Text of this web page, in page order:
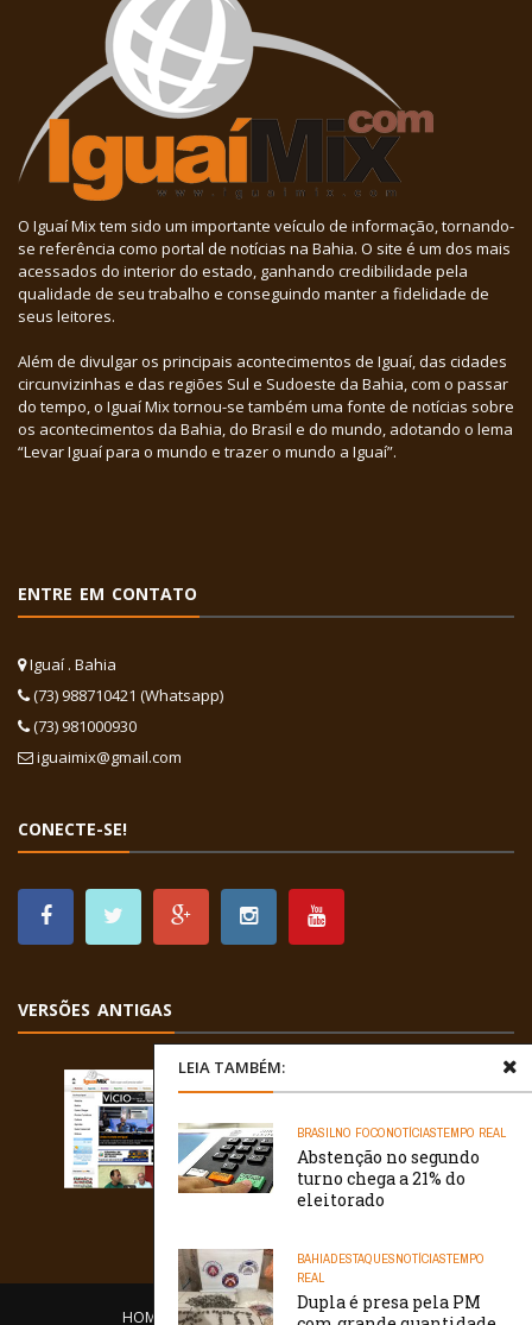
LEIA TAMBÉM:
BRASILNO FOCONOTÍCIASTEMPO REAL
Abstenção no segundo
turno chega a 21% do
eleitorado
BAHIADESTAQUESNOTÍCIASTEMPO
REAL
Dupla é presa pela PM
O Iguaí Mix tem sido um importante veículo de informação, tornando-
se referência como portal de notícias na Bahia. O site é um dos mais
acessados do interior do estado, ganhando credibilidade pela
qualidade de seu trabalho e conseguindo manter a fidelidade de
seus leitores.
Além de divulgar os principais acontecimentos de Iguaí, das cidades
circunvizinhas e das regiões Sul e Sudoeste da Bahia, com o passar
do tempo, o Iguaí Mix tornou-se também uma fonte de notícias sobre
os acontecimentos da Bahia, do Brasil e do mundo, adotando o lema
“Levar Iguaí para o mundo e trazer o mundo a Iguaí”.
ENTRE EM CONTATO
Iguaí . Bahia
(73) 988710421 (Whatsapp)
(73) 981000930
iguaimix@gmail.com
CONECTE-SE!
VERSÕES ANTIGAS
HOME EQUIPE O PORTAL CONTATO